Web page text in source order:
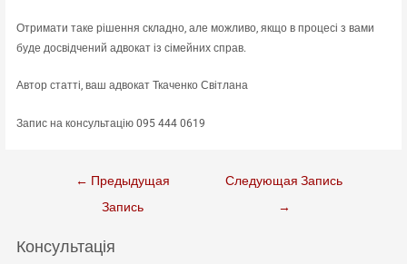
Отримати таке рішення складно, але можливо, якщо в процесі з вами
буде досвідчений адвокат із сімейних справ.
Автор статті, ваш адвокат Ткаченко Світлана
Запис на консультацію 095 444 0619
Навигация
записям
← Предыдущая
Запись
Следующая Запись
→
Консультація